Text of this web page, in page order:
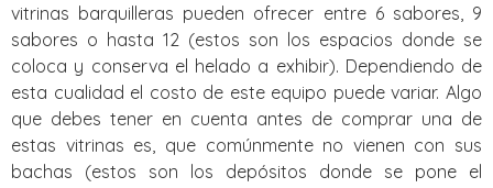
vitrinas barquilleras pueden ofrecer entre 6 sabores, 9
sabores o hasta 12 (estos son los espacios donde se
coloca y conserva el helado a exhibir). Dependiendo de
esta cualidad el costo de este equipo puede variar. Algo
que debes tener en cuenta antes de comprar una de
estas vitrinas es, que comúnmente no vienen con sus
bachas (estos son los depósitos donde se pone el